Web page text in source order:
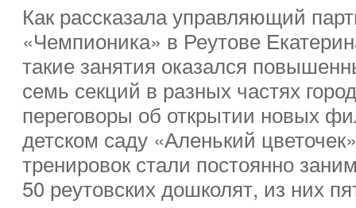
Как рассказала управляющий
«Чемпионика» в Реутове
такие занятия оказался
семь секций в разных частях
переговоры об открытии новых
детском саду «Аленький
тренировок стали постоянно
50 реутовских дошколят, из них